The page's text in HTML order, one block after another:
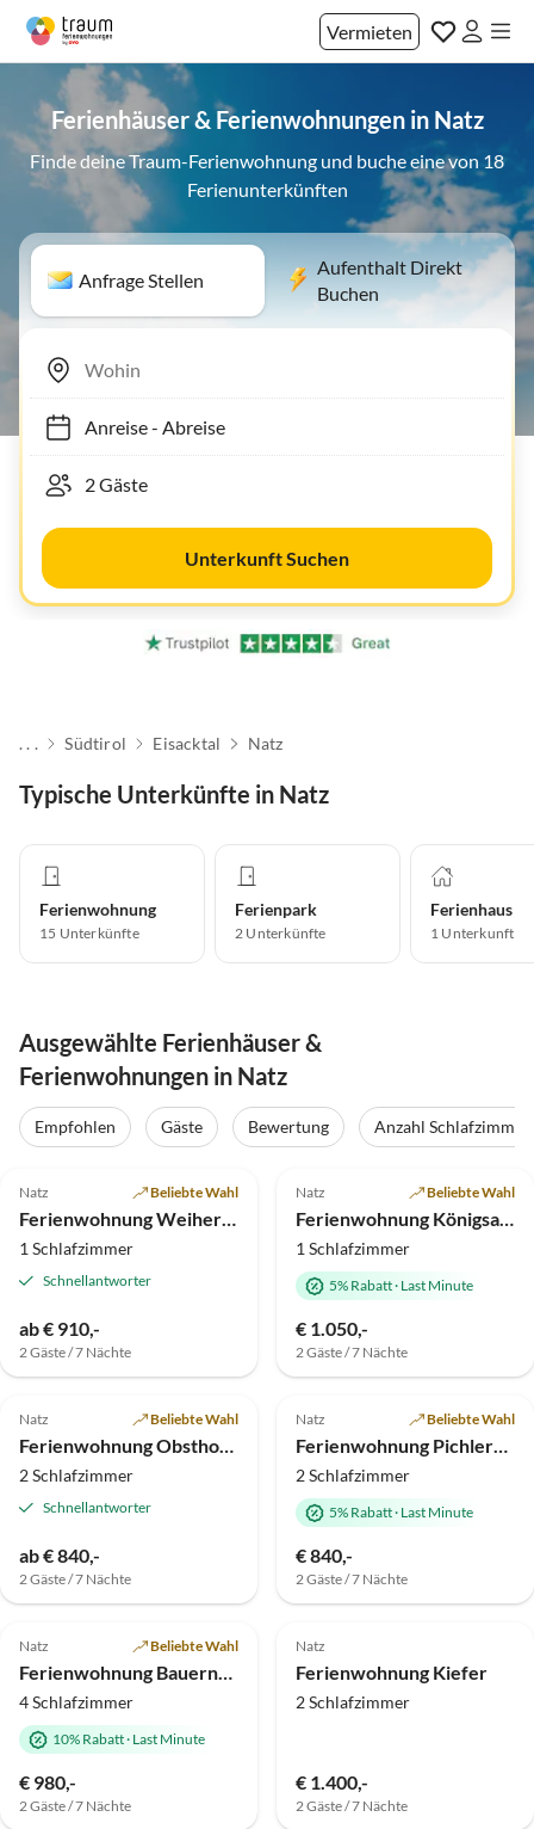
Vermieten
Ferienhäuser & Ferienwohnungen in Natz
Finde deine Traum-Ferienwohnung und buche eine von 18
Ferienunterkünften
Anfrage Stellen
Aufenthalt Direkt
Buchen
Anreise- Abreise
Unterkunft Suchen
. . . Südtirol Eisacktal Natz
Typische Unterkünfte in Natz
Ferienwohnung
15 Unterkünfte
Ferienpark
2 Unterkünfte
Ferienhaus
1 Unterkunft
Ausgewählte Ferienhäuser &
Ferienwohnungen in Natz
Empfohlen Gäste Bewertung
Anzahl Schlafzimmer
Natz Beliebte Wahl
Ferienwohnung Weiher Hof
1 Schlafzimmer
Schnellantworter
ab € 910,-
2 Gäste / 7 Nächte
Top-Inserat
Natz Beliebte Wahl
Ferienwohnung Königsanger
1 Schlafzimmer
5% Rabatt· Last Minute
€ 1.050,-
2 Gäste / 7 Nächte
4.9 (3)
Natz Beliebte Wahl
Ferienwohnung Obsthof Moser
2 Schlafzimmer
Schnellantworter
ab € 840,-
2 Gäste / 7 Nächte
4.8 (2)
Natz Beliebte Wahl
Ferienwohnung Pichlerhof
2 Schlafzimmer
5% Rabatt· Last Minute
€ 840,-
2 Gäste / 7 Nächte
Top-Inserat
Natz Beliebte Wahl
Ferienwohnung Bauernhaus
4 Schlafzimmer
10% Rabatt· Last Minute
€ 980,-
2 Gäste / 7 Nächte
Natz
Ferienwohnung Kiefer
2 Schlafzimmer
€ 1.400,-
2 Gäste / 7 Nächte